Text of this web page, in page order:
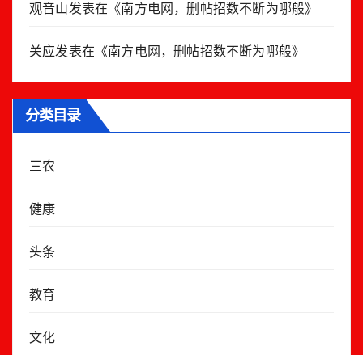
观音山发表在《南方电网，删帖招数不断为哪般》
关应发表在《南方电网，删帖招数不断为哪般》
分类目录
三农
健康
头条
教育
文化